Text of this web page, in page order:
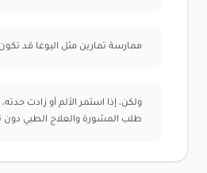
ممارسة تمارين مثل اليوغا قد
ولكن، إذا استمر الألم أو زادت
طلب المشورة والعلاج الطبي دون